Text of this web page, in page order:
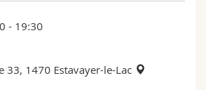
- 19:30
33, 1470 Estavayer-le-Lac